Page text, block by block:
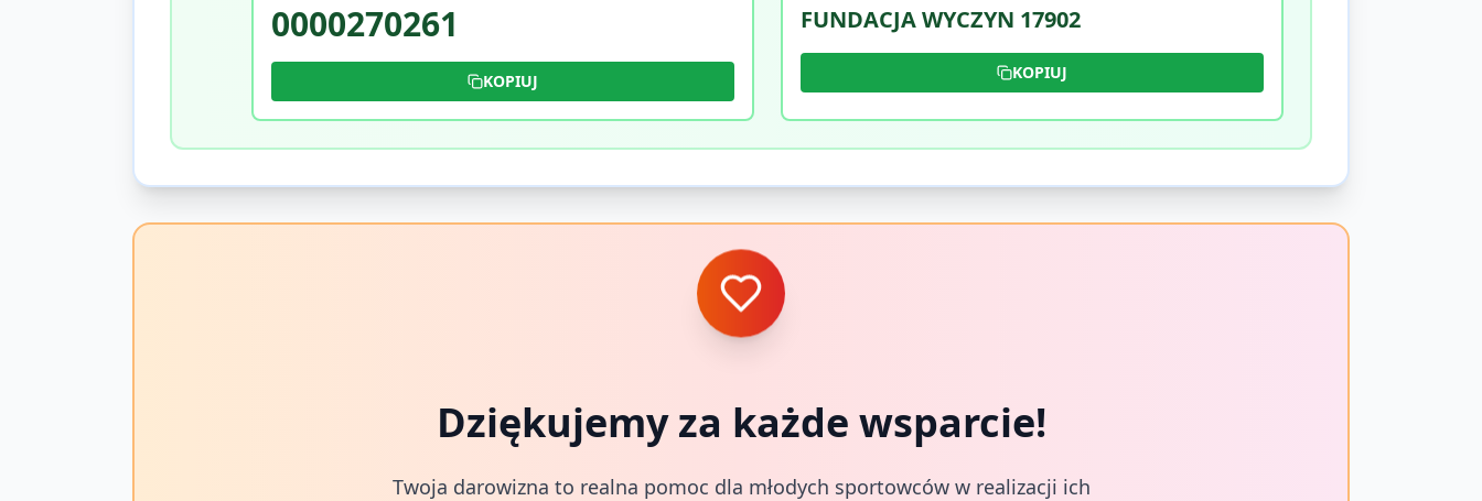
0000270261
KOPIUJ
FUNDACJA WYCZYN 17902
KOPIUJ
Dziękujemy za każde wsparcie!
Twoja darowizna to realna pomoc dla młodych sportowców w realizacji ich